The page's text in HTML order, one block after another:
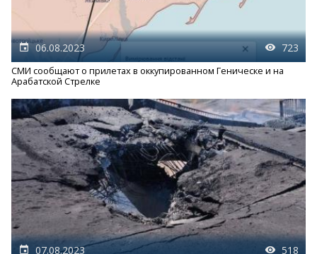
06.08.2023 723
СМИ сообщают о прилетах в оккупированном Геническе и на
Арабатской Стрелке
07.08.2023 518